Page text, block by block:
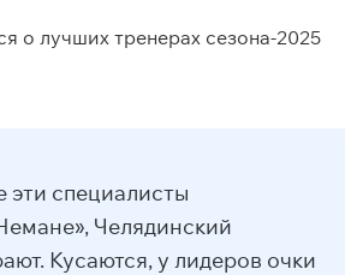
о лучших тренерах сезона-2025
эти специалисты
Челядинский
Кусаются, у лидеров очки